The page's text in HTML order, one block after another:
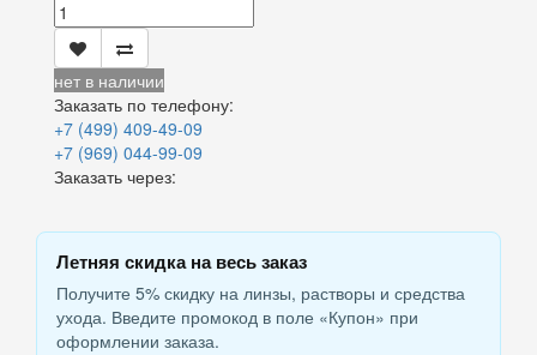
нет в наличии
Заказать по телефону:
+7 (499) 409-49-09
+7 (969) 044-99-09
Заказать через:
Летняя скидка на весь заказ
Получите 5% скидку на линзы, растворы и средства
ухода. Введите промокод в поле «Купон» при
оформлении заказа.